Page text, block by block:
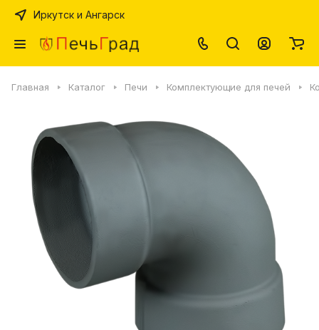
Иркутск и Ангарск
Главная Каталог Печи Комплектующие для печей